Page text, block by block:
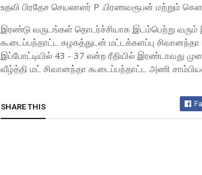
உதவி பிரதேச செயலாளர் P .பிரணவரூபன் மற்றும்
இரண்டு வருடங்கள் தொடர்ச்சியாக இடம்பெற்று வரும்
கூடைப்பந்தாட்ட கழகத்துடன் மட்டக்களப்பு
இப்போட்டியில் 43 - 37 என்ற ரீதியில் இரண்டாவது
வீழ்த்தி மட் சிவானந்தா கூடைப்பந்தாட்ட அணி
SHARE THIS